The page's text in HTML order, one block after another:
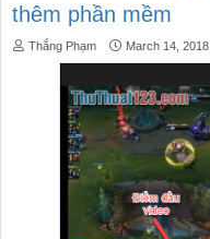
thêm phần mềm
Thắng Phạm March 14, 2018